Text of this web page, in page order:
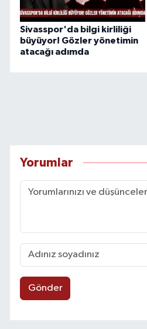
Sivasspor'da bilgi kirliliği
büyüyor! Gözler yönetimin
atacağı adımda
Yorumlar
Gönder